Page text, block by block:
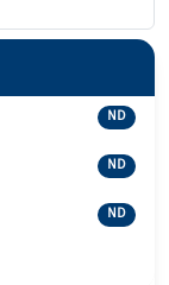
ND
ND
ND